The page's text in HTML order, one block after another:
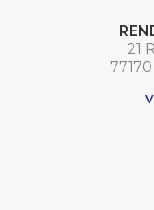
21